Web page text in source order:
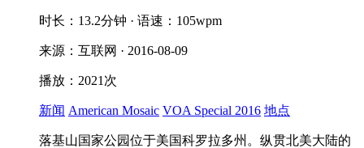
时长：13.2分钟 · 语速：105wpm
来源：互联网 · 2016-08-09
播放：2021次
新闻 American Mosaic VOA Special 2016 地点
落基山国家公园位于美国科罗拉多州。纵贯北美大陆的